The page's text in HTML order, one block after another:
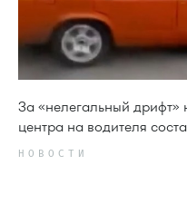
За «нелегальный
центра на водителя
НОВОСТИ